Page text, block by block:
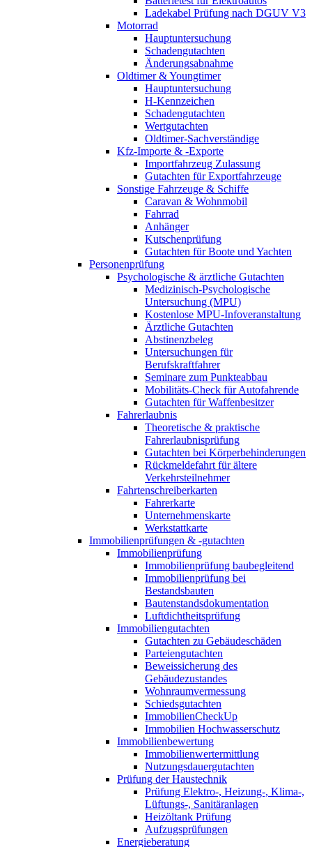
Ladekabel Prüfung nach DGUV V3
Motorrad
Hauptuntersuchung
Schadengutachten
Änderungsabnahme
Oldtimer & Youngtimer
Hauptuntersuchung
H-Kennzeichen
Schadengutachten
Wertgutachten
Oldtimer-Sachverständige
Kfz-Importe & -Exporte
Importfahrzeug Zulassung
Gutachten für Exportfahrzeuge
Sonstige Fahrzeuge & Schiffe
Caravan & Wohnmobil
Fahrrad
Anhänger
Kutschenprüfung
Gutachten für Boote und Yachten
Personenprüfung
Psychologische & ärztliche Gutachten
Medizinisch-Psychologische
Untersuchung (MPU)
Kostenlose MPU-Infoveranstaltung
Ärztliche Gutachten
Abstinenzbeleg
Untersuchungen für
Berufskraftfahrer
Seminare zum Punkteabbau
Mobilitäts-Check für Autofahrende
Gutachten für Waffenbesitzer
Fahrerlaubnis
Theoretische & praktische
Fahrerlaubnisprüfung
Gutachten bei Körperbehinderungen
Rückmeldefahrt für ältere
Verkehrsteilnehmer
Fahrtenschreiberkarten
Fahrerkarte
Unternehmenskarte
Werkstattkarte
Immobilienprüfungen & -gutachten
Immobilienprüfung
Immobilienprüfung baubegleitend
Immobilienprüfung bei
Bestandsbauten
Bautenstandsdokumentation
Luftdichtheitsprüfung
Immobiliengutachten
Gutachten zu Gebäudeschäden
Parteiengutachten
Beweissicherung des
Gebäudezustandes
Wohnraumvermessung
Schiedsgutachten
ImmobilienCheckUp
Immobilien Hochwasserschutz
Immobilienbewertung
Immobilienwertermittlung
Nutzungsdauergutachten
Prüfung der Haustechnik
Prüfung Elektro-, Heizung-, Klima-,
Lüftungs-, Sanitäranlagen
Heizöltank Prüfung
Aufzugsprüfungen
Energieberatung